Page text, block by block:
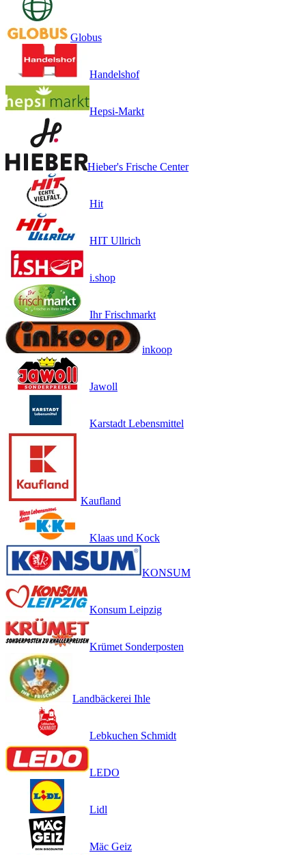
Globus
Handelshof
Hepsi-Markt
Hieber's Frische Center
Hit
HIT Ullrich
i.shop
Ihr Frischmarkt
inkoop
Jawoll
Karstadt Lebensmittel
Kaufland
Klaas und Kock
KONSUM
Konsum Leipzig
Krümet Sonderposten
Landbäckerei Ihle
Lebkuchen Schmidt
LEDO
Lidl
Mäc Geiz